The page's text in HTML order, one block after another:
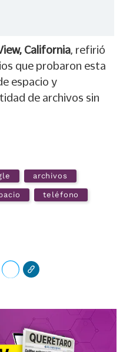
California, refirió
que probaron esta
espacio y
de archivos sin
archivos
teléfono